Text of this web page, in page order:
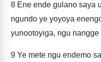
8 Ene ende gulano saya
ngundo ye yoyoya
yunootoyiga, ngu nangge
9 Ye mete ngu endemo